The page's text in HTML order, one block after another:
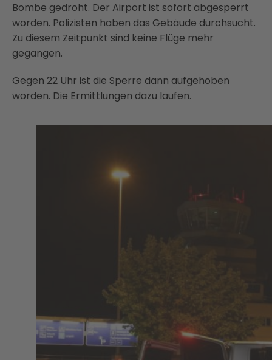
Bombe gedroht. Der Airport ist sofort abgesperrt
worden. Polizisten haben das Gebäude durchsucht.
Zu diesem Zeitpunkt sind keine Flüge mehr
gegangen.
Gegen 22 Uhr ist die Sperre dann aufgehoben
worden. Die Ermittlungen dazu laufen.